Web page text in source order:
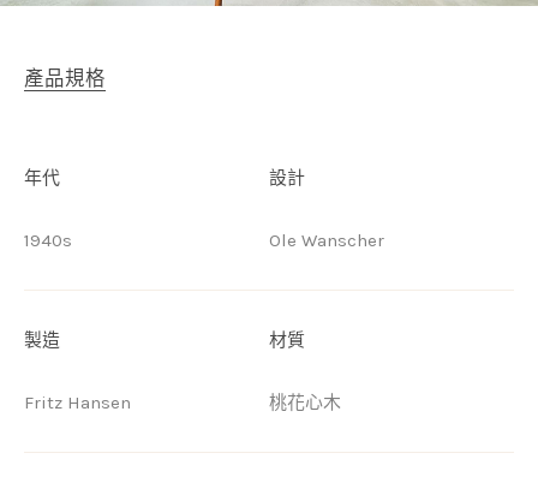
產品規格
年代
1940s
設計
Ole Wanscher
製造
Fritz Hansen
材質
桃花心木